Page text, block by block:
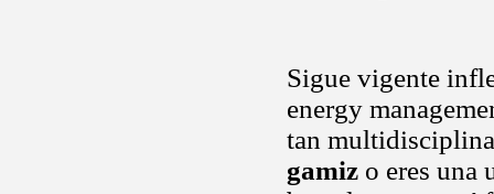
Sigue vigente
energy
tan
gamiz o eres una